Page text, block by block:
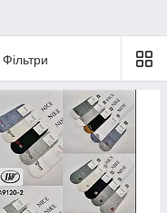
Фільтри